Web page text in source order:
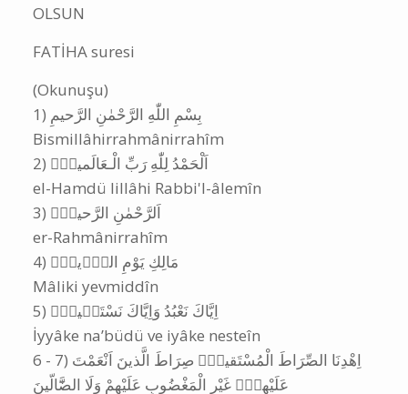
OLSUN
FATİHA suresi
(Okunuşu)
‎1) بِسْمِ اللّٰهِ الرَّحْمٰنِ الرَّحيمِ
Bismillâhirrahmânirrahîm
‎2) اَلْحَمْدُ لِلّٰهِ رَبِّ الْـعَالَمينَۙ
el-Hamdü lillâhi Rabbi'l-âlemîn
‎3) اَلرَّحْمٰنِ الرَّحيمِۙ
er-Rahmânirrahîm
‎4) مَالِكِ يَوْمِ الدّ۪ينِۜ
Mâliki yevmiddîn
‎5) اِيَّاكَ نَعْبُدُ وَاِيَّاكَ نَسْتَع۪ينُۜ
İyyâke na’büdü ve iyâke nesteîn
‎6 - 7) اِهْدِنَا الصِّرَاطَ الْمُسْتَقيمَۙ صِرَاطَ الَّذينَ اَنْعَمْتَ
عَلَيْهِمْۙ غَيْرِ الْمَغْضُوبِ عَلَيْهِمْ وَلَا الضَّٓالّينَ